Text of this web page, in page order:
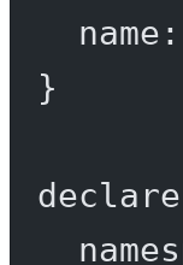
name :
}
declare